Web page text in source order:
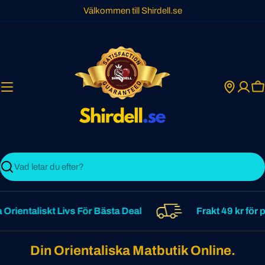
to
Välkommen till Shirdell.se
Search
Livs För Bästa Deal Frakt 49 kr för
Din Orientaliska Matbutik Online.